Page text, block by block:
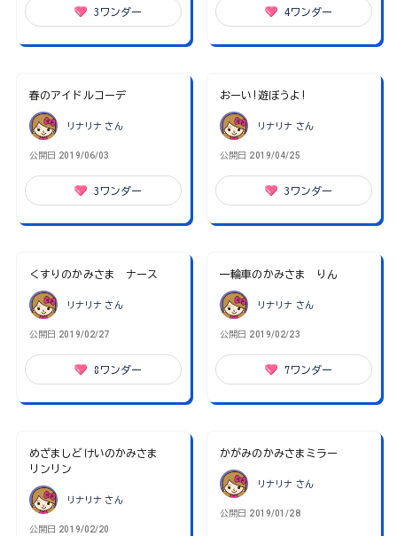
3 ワンダー 4ワンダー
春のアイドルコーデ
リナリナ さん
公開日 2019/06/03
3 ワンダー
おーい!遊ぼうよ!
リナリナ さん
公開日 2019/04/25
3 ワンダー
くすりのかみさま ナース
リナリナ さん
公開日 2019/02/27
8 ワンダー
一輪車のかみさま りん
リナリナ さん
公開日 2019/02/23
7ワンダー
めざましどけいのかみさま
リンリン
リナリナ さん
公開日 2019/02/20
かがみのかみさまミラー
リナリナ さん
公開日 2019/01/28